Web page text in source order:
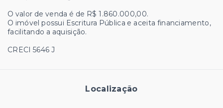
O valor de venda é de R$ 1.860.000,00.
O imóvel possui Escritura Pública e aceita financiamento,
facilitando a aquisição.
CRECI 5646 J
Localização